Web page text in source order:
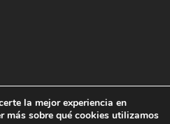
0,00
realizado por Grado
de Publicidad
la mejor experiencia en
más sobre qué cookies utilizamos